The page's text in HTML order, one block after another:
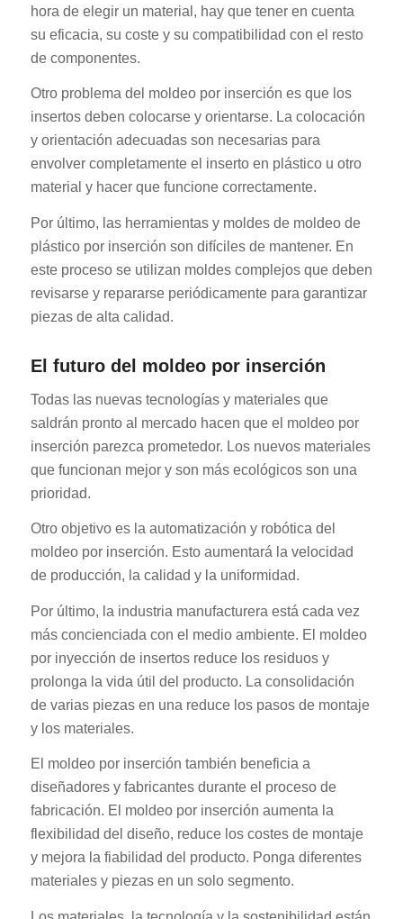
hora de elegir un material, hay que tener en cuenta
su eficacia, su coste y su compatibilidad con el resto
de componentes.
Otro problema del moldeo por inserción es que los
insertos deben colocarse y orientarse. La colocación
y orientación adecuadas son necesarias para
envolver completamente el inserto en plástico u otro
material y hacer que funcione correctamente.
Por último, las herramientas y moldes de moldeo de
plástico por inserción son difíciles de mantener. En
este proceso se utilizan moldes complejos que deben
revisarse y repararse periódicamente para garantizar
piezas de alta calidad.
El futuro del moldeo por inserción
Todas las nuevas tecnologías y materiales que
saldrán pronto al mercado hacen que el moldeo por
inserción parezca prometedor. Los nuevos materiales
que funcionan mejor y son más ecológicos son una
prioridad.
Otro objetivo es la automatización y robótica del
moldeo por inserción. Esto aumentará la velocidad
de producción, la calidad y la uniformidad.
Por último, la industria manufacturera está cada vez
más concienciada con el medio ambiente. El moldeo
por inyección de insertos reduce los residuos y
prolonga la vida útil del producto. La consolidación
de varias piezas en una reduce los pasos de montaje
y los materiales.
El moldeo por inserción también beneficia a
diseñadores y fabricantes durante el proceso de
fabricación. El moldeo por inserción aumenta la
flexibilidad del diseño, reduce los costes de montaje
y mejora la fiabilidad del producto. Ponga diferentes
materiales y piezas en un solo segmento.